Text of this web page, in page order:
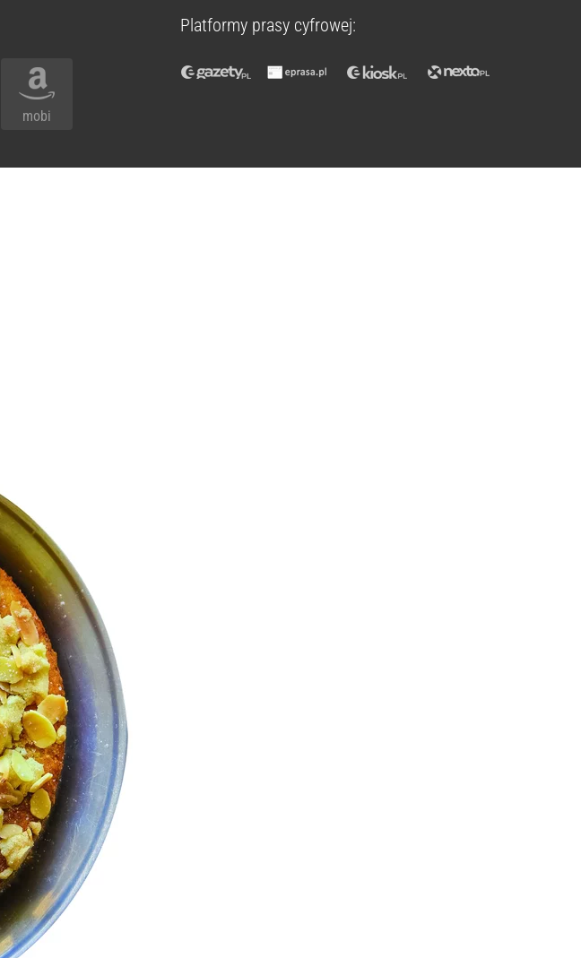
mobi
Platformy prasy cyfrowej: